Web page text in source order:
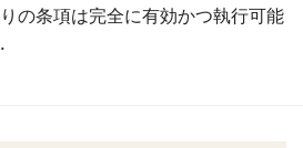
の条項は完全に有効かつ執行可能